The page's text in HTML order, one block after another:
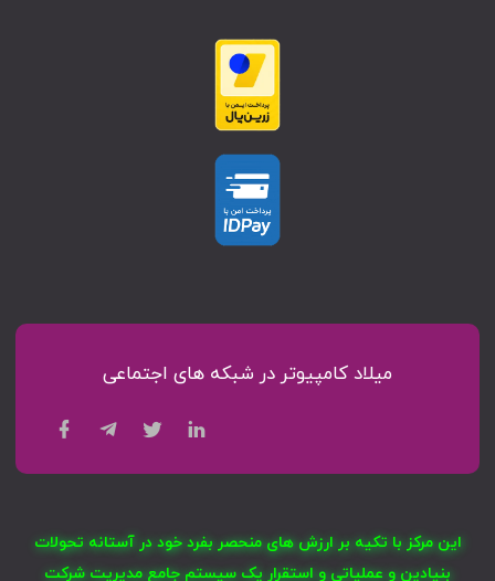
میلاد کامپیوتر در شبکه های اجتماعی
این مرکز با تکیه بر ارزش های منحصر بفرد خود در آستانه تحولات
بنیادین و عملیاتی و استقرار یک سیستم جامع مدیریت شرکت